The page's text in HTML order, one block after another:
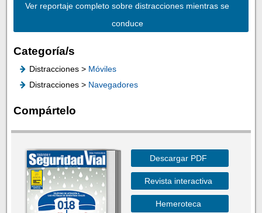
Ver reportaje completo sobre distracciones mientras se
conduce
Categoría/s
Distracciones > Móviles
Distracciones > Navegadores
Compártelo
Descargar PDF
Revista interactiva
Hemeroteca